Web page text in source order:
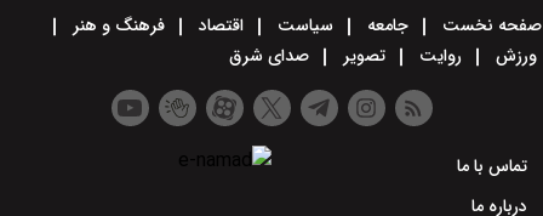
صفحه نخست جامعه سیاست اقتصاد
فرهنگ و هنر
ورزش
روایت تصویر صدای شرق
تماس با ما
درباره ما